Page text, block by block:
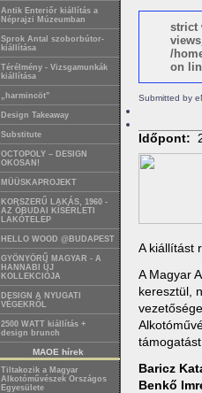
Antik Enteriőr kiállítás a
Néprajzi Múzeumban
Sprok Antal szoborbútor-
kiállítása
Térélmény - Vizsgamunkák
kiállítása
„harmincöt”
Design Takeaway
Substitute
OCTOPOLY – DESIGN
OKOSAN!
MÜÜSKAPROJEKT
KORSZERŰ LAKÁS, 1960 -
AZ ÓBUDAI KÍSÉRLETI
LAKÓTELEP
HELLO WOOD @BUDAPEST
GYÖNYÖRŰ MAGYAR - A
HANNABI ÚJ
KOLLEKCIÓJA
DESIGN A NYUGATI
VÉGEKRŐL
2500 WATT kiállítás +
design brunch
MAOE hírek
Tiltakozik a Magyar
Alkotóművészek Országos
Egyesülete
strict
/
on
Submitted by
Időpont:
A kiállítást
A Magyar
keresztül,
Baricz
Benkő